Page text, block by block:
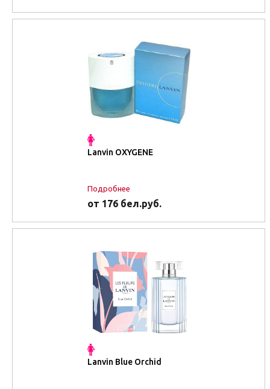
Lanvin OXYGENE
Подробнее
от 176 бел.руб.
Lanvin Blue Orchid